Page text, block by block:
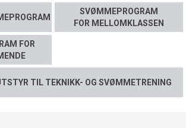
SVØMMEPROGRAM
FOR MELLOMKLASSEN
FOR
TIL TEKNIKK- OG SVØMMETRENING